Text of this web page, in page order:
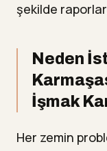
şekilde
Neden
İşmak
Her zemin